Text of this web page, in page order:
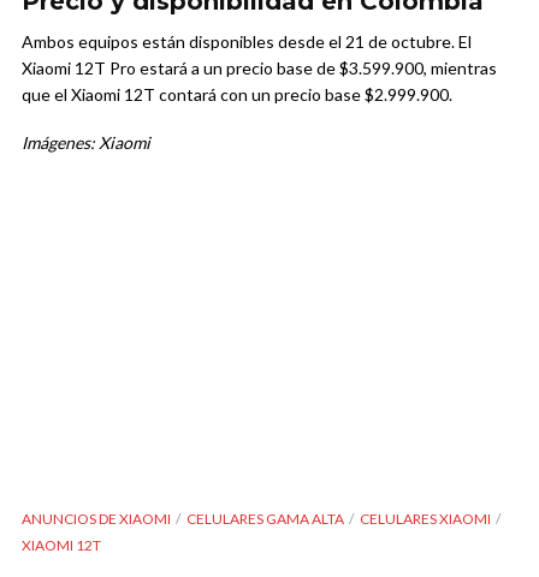
Ambos equipos están disponibles desde el 21 de octubre. El
Xiaomi 12T Pro estará a un precio base de $3.599.900, mientras
que el Xiaomi 12T contará con un precio base $2.999.900.
Imágenes: Xiaomi
ANUNCIOS DE XIAOMI CELULARES GAMA ALTA
CELULARES XIAOMI
XIAOMI 12T